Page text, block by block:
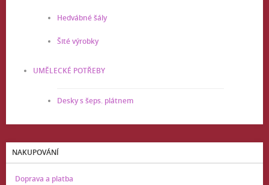
Hedvábné šály
Šité výrobky
UMĚLECKÉ POTŘEBY
Desky s šeps. plátnem
NAKUPOVÁNÍ
Doprava a platba